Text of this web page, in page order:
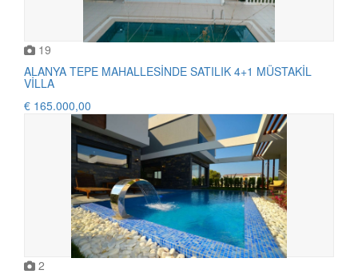
19
ALANYA TEPE MAHALLESİNDE SATILIK 4+1 MÜSTAKİL
VİLLA
€ 165.000,00
2